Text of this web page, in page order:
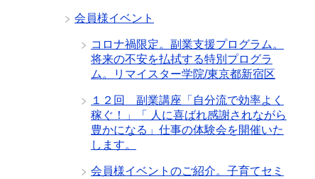
会員様イベント
コロナ禍限定。副業支援プログラム。
将来の不安を払拭する特別プログラ
ム。リマイスター学院/東京都新宿区
１２回 副業講座「自分流で効率よく
稼ぐ！」「 人に喜ばれ感謝されながら
豊かになる」仕事の体験会を開催いた
します。
会員様イベントのご紹介。子育てセミ